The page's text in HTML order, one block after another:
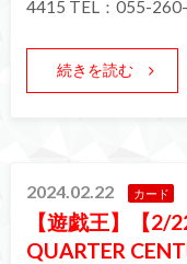
4415 TEL：055-
続きを読む
2024.02.22 カード
【遊戯王】【2/
QUARTER